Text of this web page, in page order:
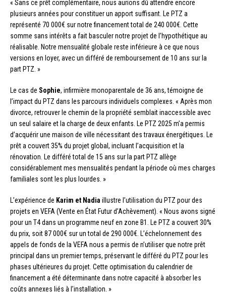
« Sans ce prêt complémentaire, nous aurions dû attendre encore
plusieurs années pour constituer un apport suffisant. Le PTZ a
représenté 70 000€ sur notre financement total de 240 000€. Cette
somme sans intérêts a fait basculer notre projet de l’hypothétique au
réalisable. Notre mensualité globale reste inférieure à ce que nous
versions en loyer, avec un différé de remboursement de 10 ans sur la
part PTZ. »
Le cas de Sophie, infirmière monoparentale de 36 ans, témoigne de
l’impact du PTZ dans les parcours individuels complexes. « Après mon
divorce, retrouver le chemin de la propriété semblait inaccessible avec
un seul salaire et la charge de deux enfants. Le PTZ 2025 m’a permis
d’acquérir une maison de ville nécessitant des travaux énergétiques. Le
prêt a couvert 35% du projet global, incluant l’acquisition et la
rénovation. Le différé total de 15 ans sur la part PTZ allège
considérablement mes mensualités pendant la période où mes charges
familiales sont les plus lourdes. »
L’expérience de Karim et Nadia illustre l’utilisation du PTZ pour des
projets en VEFA (Vente en État Futur d’Achèvement). « Nous avons signé
pour un T4 dans un programme neuf en zone B1. Le PTZ a couvert 30%
du prix, soit 87 000€ sur un total de 290 000€. L’échelonnement des
appels de fonds de la VEFA nous a permis de n’utiliser que notre prêt
principal dans un premier temps, préservant le différé du PTZ pour les
phases ultérieures du projet. Cette optimisation du calendrier de
financement a été déterminante dans notre capacité à absorber les
coûts annexes liés à l’installation. »